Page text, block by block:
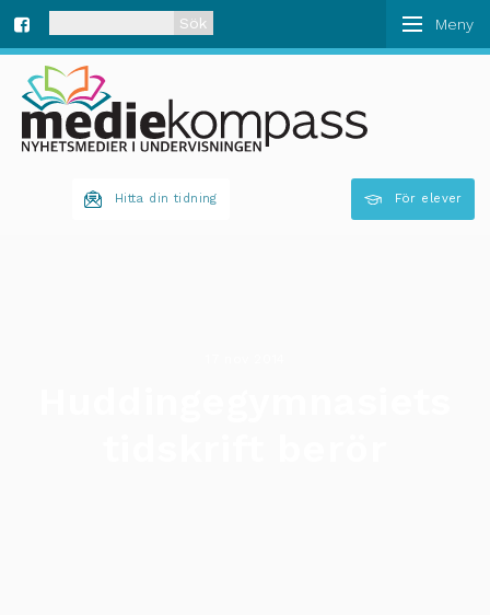
ce
När automatisk komplettering av resultat är
Hitta din tidning För elever